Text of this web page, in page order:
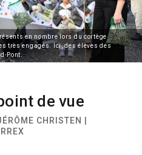
en nombre lors du cortège
très engagés. Ici, des élèves des
Pont.
de vue
CHRISTEN |